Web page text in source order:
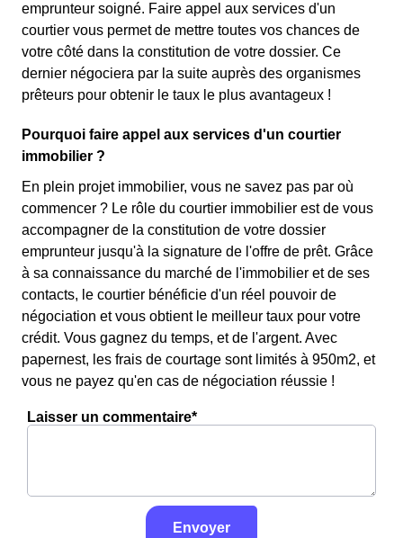
emprunteur soigné. Faire appel aux services d'un
courtier vous permet de mettre toutes vos chances de
votre côté dans la constitution de votre dossier. Ce
dernier négociera par la suite auprès des organismes
prêteurs pour obtenir le taux le plus avantageux !
Pourquoi faire appel aux services d'un courtier
immobilier ?
En plein projet immobilier, vous ne savez pas par où
commencer ? Le rôle du courtier immobilier est de vous
accompagner de la constitution de votre dossier
emprunteur jusqu'à la signature de l'offre de prêt. Grâce
à sa connaissance du marché de l'immobilier et de ses
contacts, le courtier bénéficie d'un réel pouvoir de
négociation et vous obtient le meilleur taux pour votre
crédit. Vous gagnez du temps, et de l'argent. Avec
papernest, les frais de courtage sont limités à 950m2, et
vous ne payez qu'en cas de négociation réussie !
Laisser un commentaire*
Envoyer